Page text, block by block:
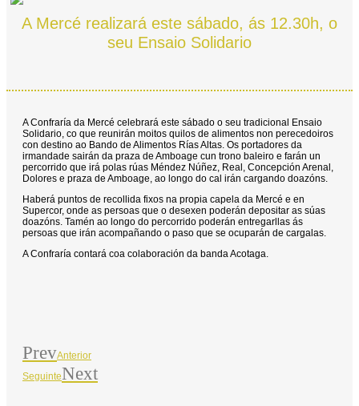
A Mercé realizará este sábado, ás 12.30h, o
seu Ensaio Solidario
A Confraría da Mercé celebrará este sábado o seu tradicional Ensaio
Solidario, co que reunirán moitos quilos de alimentos non perecedoiros
con destino ao Bando de Alimentos Rías Altas. Os portadores da
irmandade sairán da praza de Amboage cun trono baleiro e farán un
percorrido que irá polas rúas Méndez Núñez, Real, Concepción Arenal,
Dolores e praza de Amboage, ao longo do cal irán cargando doazóns.
Haberá puntos de recollida fixos na propia capela da Mercé e en
Supercor, onde as persoas que o desexen poderán depositar as súas
doazóns. Tamén ao longo do percorrido poderán entregarllas ás
persoas que irán acompañando o paso que se ocuparán de cargalas.
A Confraría contará coa colaboración da banda Acotaga.
PrevAnterior
SeguinteNext